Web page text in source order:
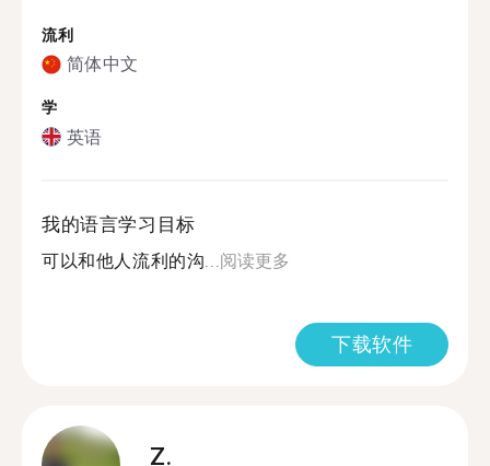
流利
简体中文
学
英语
我的语言学习目标
可以和他人流利的沟... 阅读更多
下载软件
Z.